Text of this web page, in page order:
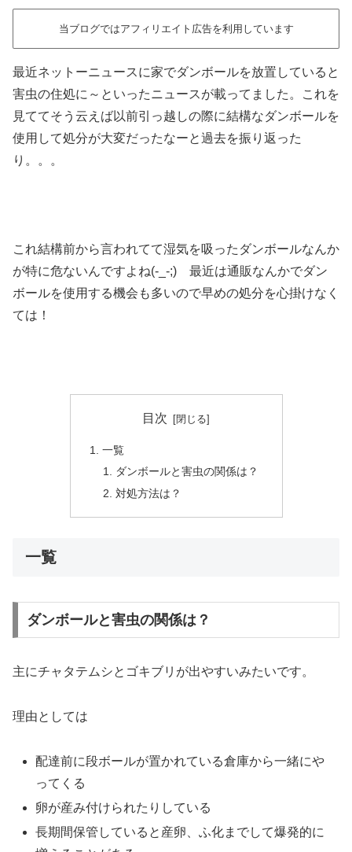
当ブログではアフィリエイト広告を利用しています
最近ネットーニュースに家でダンボールを放置していると
害虫の住処に～といったニュースが載ってました。これを
見ててそう云えば以前引っ越しの際に結構なダンボールを
使用して処分が大変だったなーと過去を振り返った
り。。。
これ結構前から言われてて湿気を吸ったダンボールなんか
が特に危ないんですよね(-_-;) 最近は通販なんかでダン
ボールを使用する機会も多いので早めの処分を心掛けなく
ては！
目次
一覧
ダンボールと害虫の関係は？
対処方法は？
一覧
ダンボールと害虫の関係は？
主にチャタテムシとゴキブリが出やすいみたいです。
理由としては
配達前に段ボールが置かれている倉庫から一緒にや
ってくる
卵が産み付けられたりしている
長期間保管していると産卵、ふ化までして爆発的に